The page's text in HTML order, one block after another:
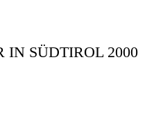
IN SÜDTIROL 2000